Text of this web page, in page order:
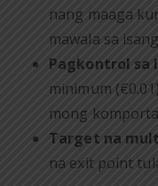
nang maaga
mawala sa
Pagkontrol sa
minimum
mong
Target na
na exit point